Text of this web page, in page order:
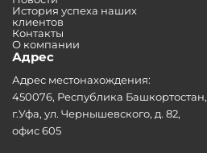
История успеха наших
клиентов
Контакты
О компании
Адрес
Адрес местонахождения:
450076, Республика Башкортостан,
г.Уфа, ул. Чернышевского, д. 82,
офис 605